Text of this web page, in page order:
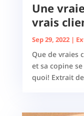
Une
vrais
Sep 29, 2022|
Que de vraies
et sa copine
quoi! Extrait